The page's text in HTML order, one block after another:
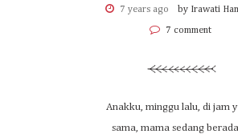
7 years ago by Irawati
7 comment
Anakku, minggu lalu, di jam
sama, mama sedang